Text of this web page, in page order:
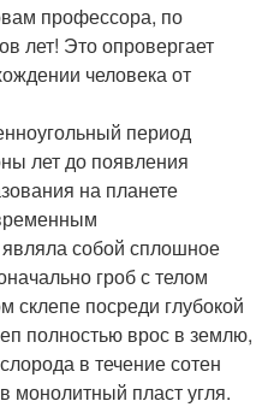
профессора, по
лет! Это опровергает
человека от
период
лет до появления
на планете
собой сплошное
гроб с телом
посреди глубокой
полностью врос в землю,
в течение сотен
монолитный пласт угля.